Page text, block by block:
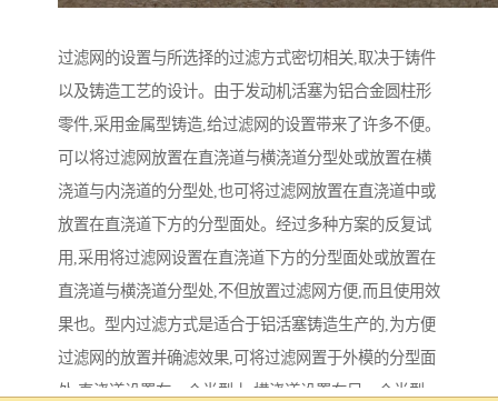
过滤网的设置与所选择的过滤方式密切相关,取决于铸件
以及铸造工艺的设计。由于发动机活塞为铝合金圆柱形
零件,采用金属型铸造,给过滤网的设置带来了许多不便。
可以将过滤网放置在直浇道与横浇道分型处或放置在横
浇道与内浇道的分型处,也可将过滤网放置在直浇道中或
放置在直浇道下方的分型面处。经过多种方案的反复试
用,采用将过滤网设置在直浇道下方的分型面处或放置在
直浇道与横浇道分型处,不但放置过滤网方便,而且使用效
果也。型内过滤方式是适合于铝活塞铸造生产的,为方便
过滤网的放置并确滤效果,可将过滤网置于外模的分型面
处,直浇道设置在一个半型上,横浇道设置在另一个半型